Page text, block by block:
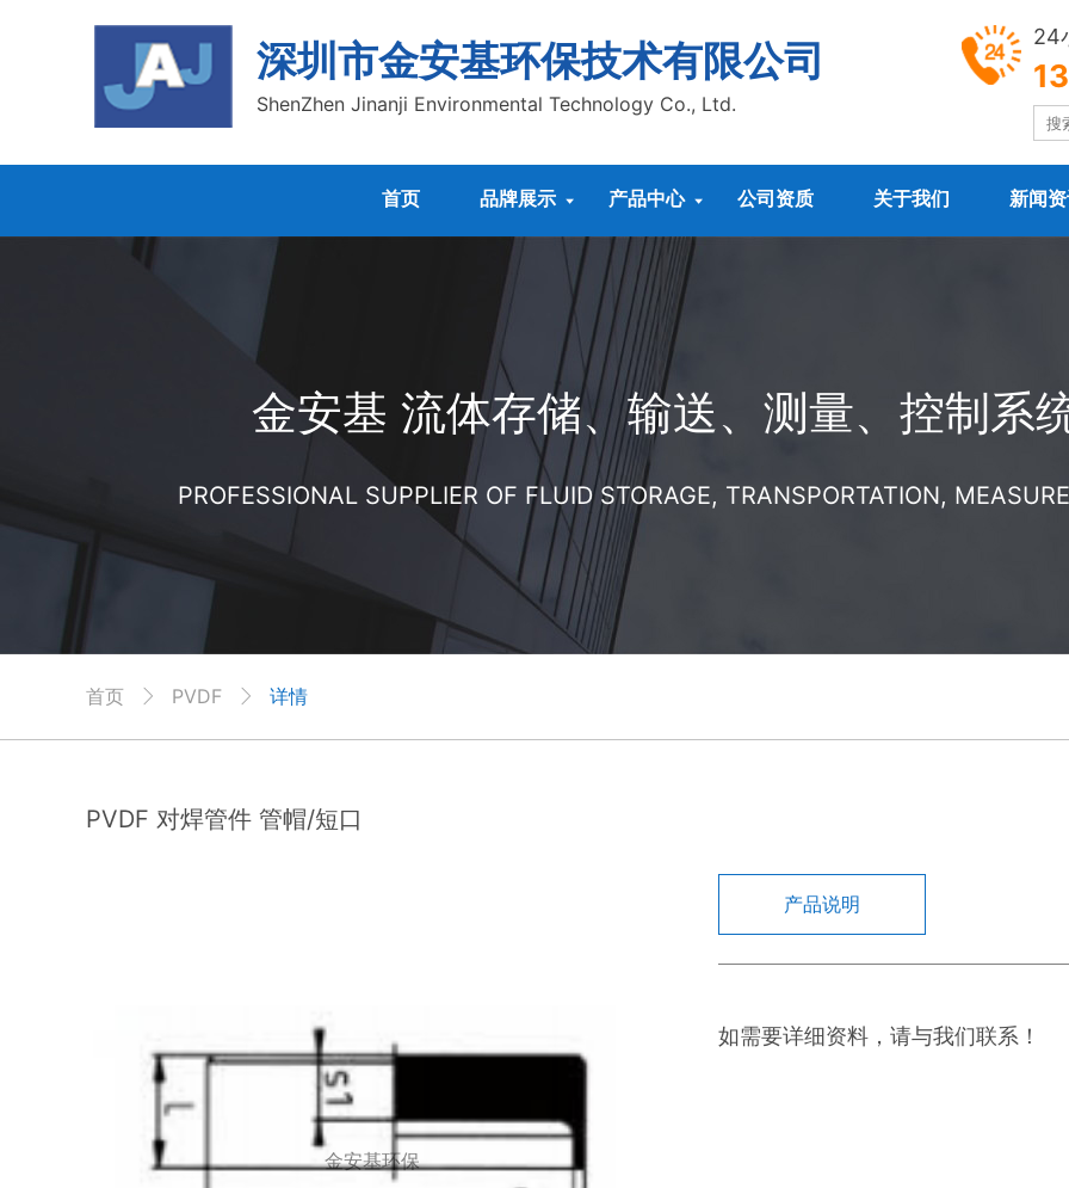
深圳市金安基环保技术有限公司
ShenZhen Jinanji Environmental Technology Co., Ltd.
24
首页 品牌展示  产品中心  公司资质 关于我们 新闻
金安基 流体存储、输送、测量、控制系
PROFESSIONAL SUPPLIER OF FLUID STORAGE, TRANSPORTATION,
首页  PVDF  详情
PVDF 对焊管件 管帽/短口
金安基环保
产品说明
如需要详细资料，请与我们联系！